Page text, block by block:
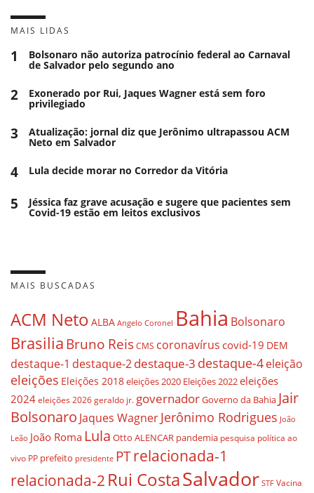
MAIS LIDAS
1 Bolsonaro não autoriza patrocínio federal ao Carnaval
de Salvador pelo segundo ano
2 Exonerado por Rui, Jaques Wagner está sem foro
privilegiado
3 Atualização: jornal diz que Jerônimo ultrapassou ACM
Neto em Salvador
4 Lula decide morar no Corredor da Vitória
5 Jéssica faz grave acusação e sugere que pacientes sem
Covid-19 estão em leitos exclusivos
MAIS BUSCADAS
ACM Neto ALBA Angelo Coronel Bahia Bolsonaro
BrasiliaBruno ReisCMS coronavírus covid-19 DEM
destaque-1 destaque-2destaque-3 destaque-4eleição
eleições Eleições 2018eleições 2020 Eleições 2022eleições
2024 eleições 2026 geraldo jr. governadorGoverno da Bahia Jair
Bolsonaro Jaques WagnerJerônimo Rodrigues João
Leão João Roma Lula Otto ALENCAR pandemia pesquisa política ao
vivo PP prefeito presidente PTrelacionada-1
relacionada-2 Rui CostaSalvador STF Vacina